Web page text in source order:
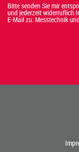
Bitte senden Sie mir
und jederzeit widerruflich
E-Mail zu: Messtechnik